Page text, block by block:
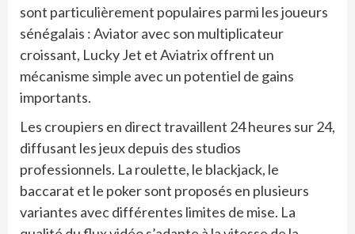
sont particulièrement populaires parmi les joueurs
sénégalais : Aviator avec son multiplicateur
croissant, Lucky Jet et Aviatrix offrent un
mécanisme simple avec un potentiel de gains
importants.
Les croupiers en direct travaillent 24 heures sur 24,
diffusant les jeux depuis des studios
professionnels. La roulette, le blackjack, le
baccarat et le poker sont proposés en plusieurs
variantes avec différentes limites de mise. La